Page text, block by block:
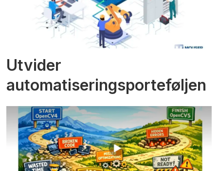
Utvider
automatiseringsporteføljen